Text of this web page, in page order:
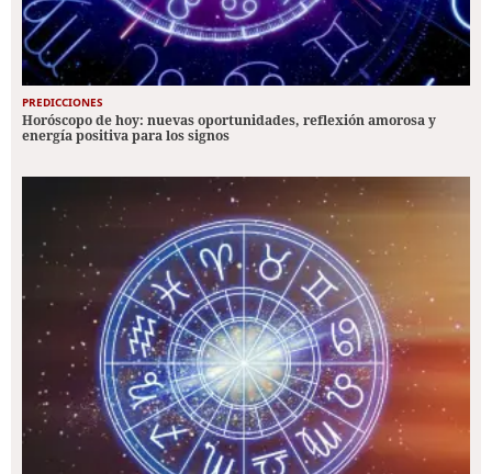
PREDICCIONES
Horóscopo de hoy: nuevas oportunidades, reflexión amorosa y
energía positiva para los signos